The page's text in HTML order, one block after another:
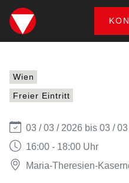
SKIPLINKS
Wien
Freier Eintritt
03 / 03 / 2026 bis 03 /
16:00 - 18:00 Uhr
Maria-Theresien-